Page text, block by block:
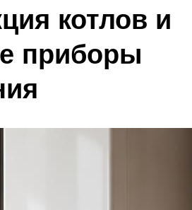
котлов и
приборы